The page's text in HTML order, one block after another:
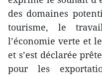
des domaines
tourisme, le
l’économie verte et
et s’est déclarée
pour les